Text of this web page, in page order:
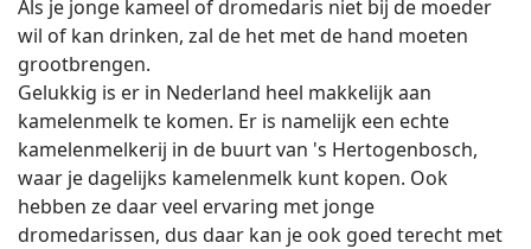
Als je jonge kameel of dromedaris niet bij de moeder
wil of kan drinken, zal de het met de hand moeten
grootbrengen.
Gelukkig is er in Nederland heel makkelijk aan
kamelenmelk te komen. Er is namelijk een echte
kamelenmelkerij in de buurt van 's Hertogenbosch,
waar je dagelijks kamelenmelk kunt kopen. Ook
hebben ze daar veel ervaring met jonge
dromedarissen, dus daar kan je ook goed terecht met